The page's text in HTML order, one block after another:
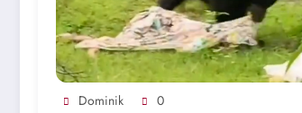
Dominik 0